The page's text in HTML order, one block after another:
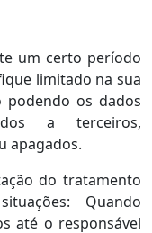
um certo período
limitado na sua
podendo os dados
a terceiros,
apagados.
do tratamento
Quando
até o responsável